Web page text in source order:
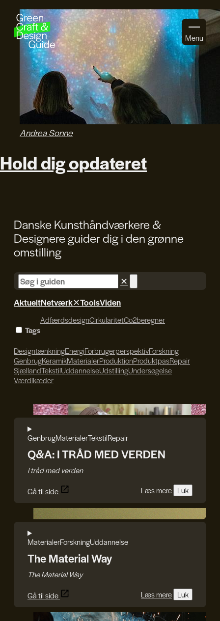
Gå til indhold
Menu
Andrea Sonne
Hold dig opdateret
Danske Kunsthåndværkere &
Designere guider dig i dengrønne
omstilling
✕
AktueltNetværk✕ToolsViden
Tags
AdfærdsdesignCirkularitetCo2beregner
DesigntænkningEnergiForbrugerperspektivForskning
GenbrugKeramikMaterialerProduktionProduktpasRepair
SjællandTekstilUddannelseUdstillingUndersøgelse
Værdikæder
I TRÅD MED VERDEN
GenbrugMaterialerTekstilRepair
Q&A: I TRÅD MED VERDEN
I tråd med verden
Gå til side
Læs mere Luk
MaterialerForskningUddannelse
The Material Way
The Material Way
Gå til side
Læs mere Luk